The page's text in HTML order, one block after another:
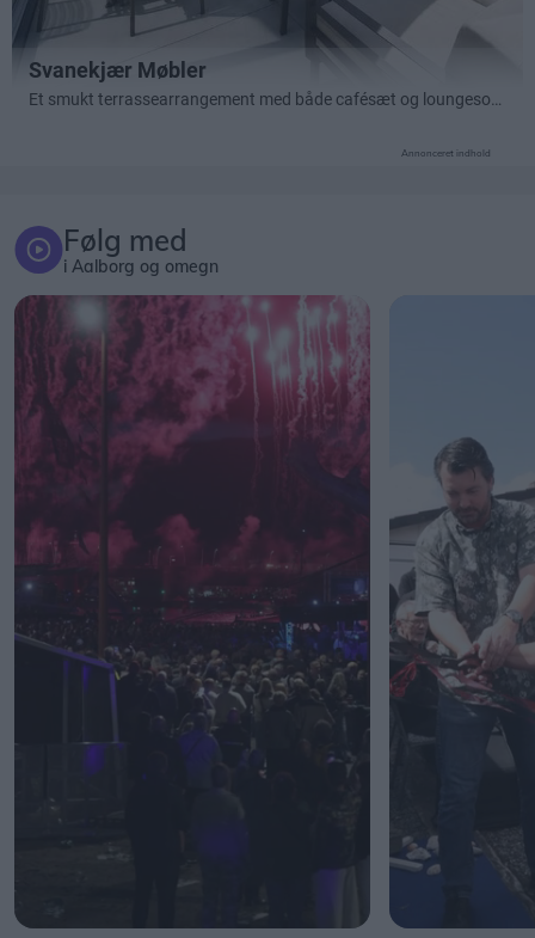
Annonceret indhold
Følg med
i Aalborg og omegn